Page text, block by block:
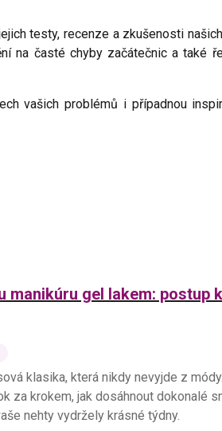
testy, recenze a zkušenosti
na časté chyby začátečnic a také
vašich problémů i případnou
manikúru gel lakem: postup
klasika, která nikdy nevyjde z
za krokem, jak dosáhnout dokonalé
nehty vydržely krásné týdny.